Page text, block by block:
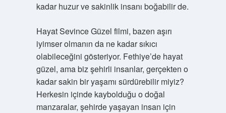
kadar huzur ve sakinlik insanı boğabilir de.
Hayat Sevince Güzel filmi, bazen aşırı
iyimser olmanın da ne kadar sıkıcı
olabileceğini gösteriyor. Fethiye’de hayat
güzel, ama biz şehirli insanlar, gerçekten o
kadar sakin bir yaşamı sürdürebilir miyiz?
Herkesin içinde kaybolduğu o doğal
manzaralar, şehirde yaşayan insan için